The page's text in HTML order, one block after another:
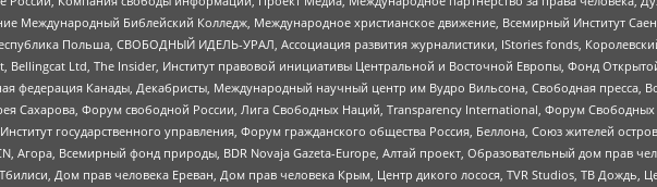
Международный Библейский Колледж, Международное христианское движение, Всемирный Институт
Польша, СВОБОДНЫЙ ИДЕЛЬ-УРАЛ, Ассоциация развития журналистики, IStories fonds,
Ltd, The Insider, Институт правовой инициативы Центральной и Восточной Европы, Фонд
федерация Канады, Декабристы, Международный научный центр им Вудро Вильсона, Свободная пресса,
Сахарова, Форум свободной России, Лига Свободных Наций, Transparеncy International, Форум
государственного управления, Форум гражданского общества Россия, Беллона, Союз жителей
Агора, Всемирный фонд природы, BDR Novaja Gazeta-Europe, Алтай проект, Образовательный дом прав
Дом прав человека Ереван, Дом прав человека Крым, Центр дикого лосося, TVR Studios, ТВ Дождь,